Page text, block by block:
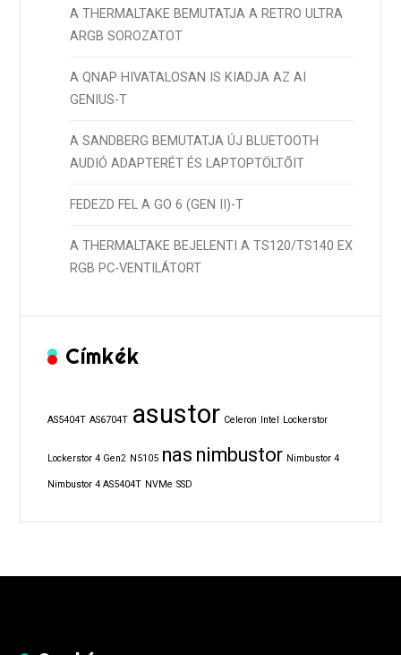
A THERMALTAKE BEMUTATJA A RETRO ULTRA
ARGB SOROZATOT
A QNAP HIVATALOSAN IS KIADJA AZ AI
GENIUS-T
A SANDBERG BEMUTATJA ÚJ BLUETOOTH
AUDIÓ ADAPTERÉT ÉS LAPTOPTÖLTŐIT
FEDEZD FEL A GO 6 (GEN II)-T
A THERMALTAKE BEJELENTI A TS120/TS140 EX
RGB PC-VENTILÁTORT
Címkék
AS5404T AS6704T asustor Celeron Intel Lockerstor
Lockerstor 4 Gen2 N5105 nas nimbustor Nimbustor 4
Nimbustor 4 AS5404T NVMe SSD